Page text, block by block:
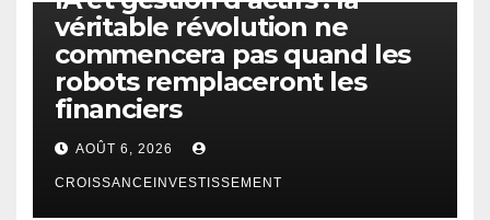
véritable révolution ne
commencera pas quand les
robots remplaceront les
financiers
AOÛT 6, 2026
CROISSANCEINVESTISSEMENT